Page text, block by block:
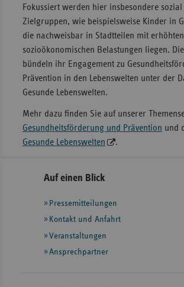
Fokussiert werden hier insbesondere
Zielgruppen, wie beispielsweise Kinder in
die nachweisbar in Stadtteilen mit erhöhten
sozioökonomischen Belastungen liegen.
bündeln ihr Engagement zu
Prävention in den Lebenswelten unter der
Gesunde Lebenswelten.
Mehr dazu finden Sie auf unserer
Gesundheitsförderung und Prävention und
Gesunde Lebenswelten
.
Seitennavigation
Seitenleiste
weiteren
Informationen
Auf einen Blick
Pressemitteilungen
Kontakt und Anfahrt
Veranstaltungen
Ansprechpartner